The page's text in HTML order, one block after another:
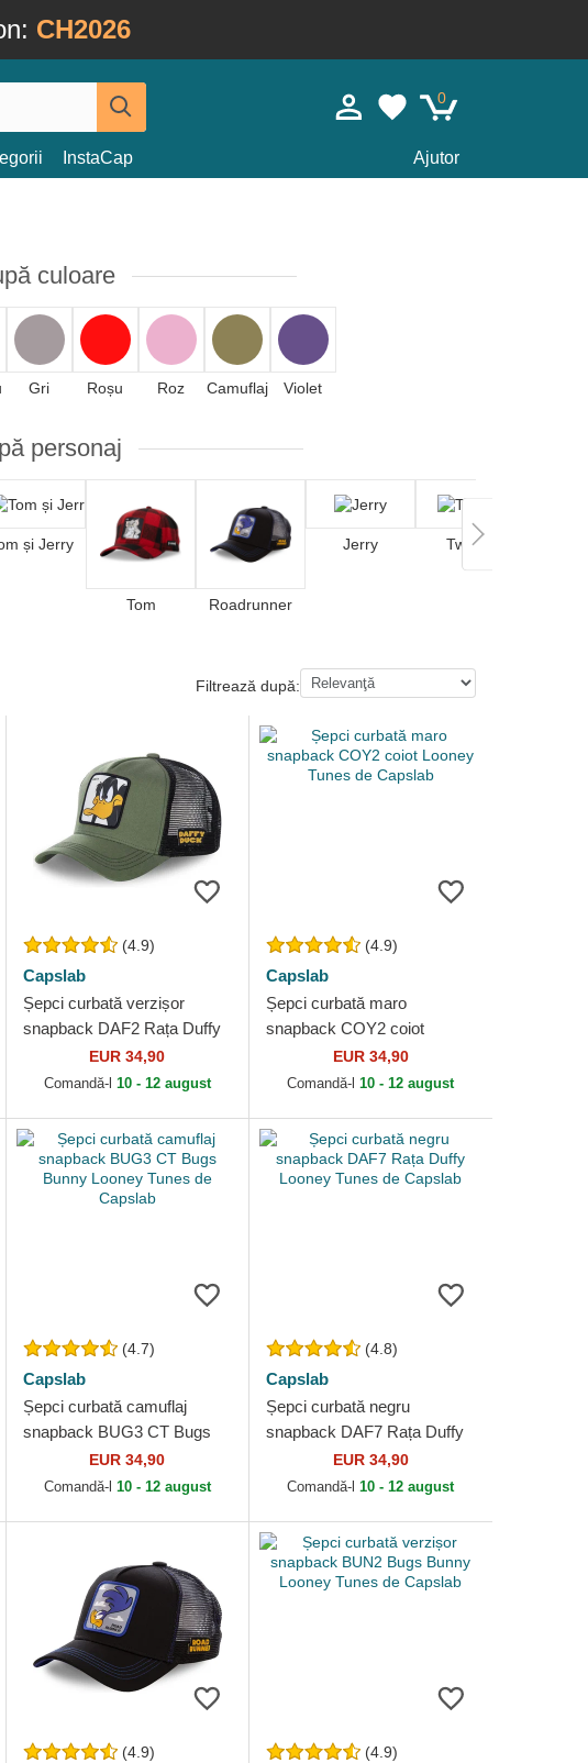
CH2026
0
InstaCap Ajutor
culoare
Gri Roșu Roz Camuflaj Violet
personaj
și Jerry
Tom Roadrunner
Jerry Tweety
Filtrează după:
(4.9)
Capslab
Șepci curbată verzișor
snapback DAF2 Rața Duffy
Looney Tunes de Capslab
EUR 34,90
Comandă-l 10 - 12 august
(4.9)
Capslab
Șepci curbată maro
snapback COY2 coiot
Looney Tunes de Capslab
EUR 34,90
Comandă-l10 - 12 august
(4.7)
Capslab
Șepci curbată camuflaj
snapback BUG3 CT Bugs
Bunny Looney Tunes de
Capslab
EUR 34,90
Comandă-l 10 - 12 august
(4.8)
Capslab
Șepci curbată negru
snapback DAF7 Rața Duffy
Looney Tunes de Capslab
EUR 34,90
Comandă-l10 - 12 august
(4.9) (4.9)